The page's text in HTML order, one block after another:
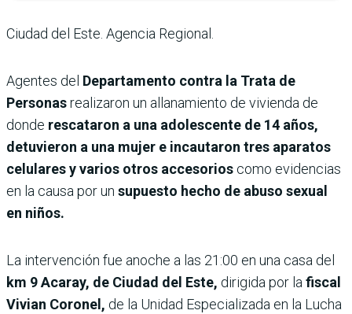
Ciudad del Este. Agencia Regional.
Agentes del Departamento contra la Trata de
Personasrealizaron un allanamiento de vivienda de
donde rescataron a una adolescente de 14 años,
detuvieron a una mujer e incautaron tres aparatos
celulares y varios otros accesorios como evidencias
en la causa por un supuesto hecho de abuso sexual
en niños.
La intervención fue anoche a las 21:00 en una casa del
km 9 Acaray, de Ciudad del Este, dirigida por lafiscal
Vivian Coronel, de la Unidad Especializada en la Lucha